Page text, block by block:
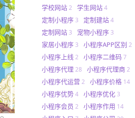
学校网站 2 学生网站 4
定制小程序 3 定制建站 4
定制网站 3 宠物小程序 3
家居小程序 3 小程序APP区别 2
小程序上线 2 小程序二维码 7
小程序代理 28 小程序代理商 2
小程序代运营 2 小程序价格 14
小程序优势 4 小程序优化 3
小程序会员 2 小程序作用 14